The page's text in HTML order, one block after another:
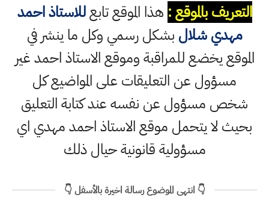
التعريف بالموقع : هذا الموقع تابعللاستاذ احمد
مهدي شلال بشكل رسمي وكل ما ينشر في
الموقع يخضع للمراقبة وموقع الاستاذ احمد غير
مسؤول عن التعليقات على المواضيع كل
شخص مسؤول عن نفسه عند كتابة التعليق
بحيث لا يتحمل موقع الاستاذ احمد مهدي اي
مسؤولية قانونية حيال ذلك
👇 انتهى الموضوع رسالة اخيرة بالأسفل 👇